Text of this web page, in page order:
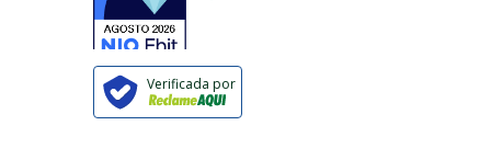
Verificada por